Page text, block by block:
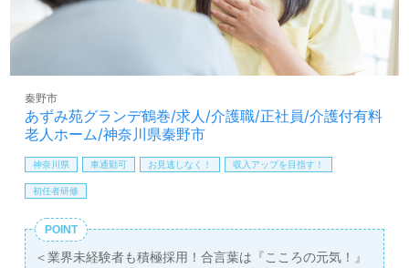
あずみ苑グランデ鶴巻/求人/介護職/正社員/介護付有料
老人ホーム/神奈川県秦野市
秦野市
神奈川県 車通勤可 お見逃しなく！ 収入アップを目指す！
初任者研修
POINT
＜業界未経験者も積極採用！合言葉は『こころの元気！』